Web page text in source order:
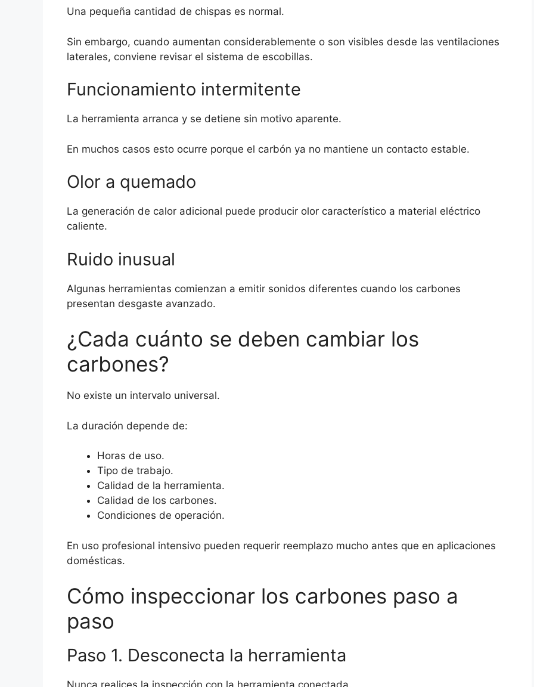
Una pequeña cantidad de chispas es normal.
Sin embargo, cuando aumentan considerablemente o son visibles desde las ventilaciones
laterales, conviene revisar el sistema de escobillas.
Funcionamiento intermitente
La herramienta arranca y se detiene sin motivo aparente.
En muchos casos esto ocurre porque el carbón ya no mantiene un contacto estable.
Olor a quemado
La generación de calor adicional puede producir olor característico a material eléctrico
caliente.
Ruido inusual
Algunas herramientas comienzan a emitir sonidos diferentes cuando los carbones
presentan desgaste avanzado.
¿Cada cuánto se deben cambiar los
carbones?
No existe un intervalo universal.
La duración depende de:
Horas de uso.
Tipo de trabajo.
Calidad de la herramienta.
Calidad de los carbones.
Condiciones de operación.
En uso profesional intensivo pueden requerir reemplazo mucho antes que en aplicaciones
domésticas.
Cómo inspeccionar los carbones paso a
paso
Paso 1. Desconecta la herramienta